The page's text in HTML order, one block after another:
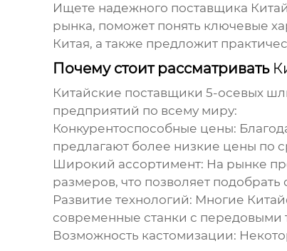
Ищете надежного поставщика
рынка, поможет понять ключевые
Китая, а также предложит
Почему стоит рассматривать
Китайские поставщики 5-осевых
предприятий по всему миру:
Конкурентоспособные цены:
предлагают более низкие цены по
Широкий ассортимент: На рынке
размеров, что позволяет
Развитие технологий: Многие
современные станки с передовыми
Возможность кастомизации: